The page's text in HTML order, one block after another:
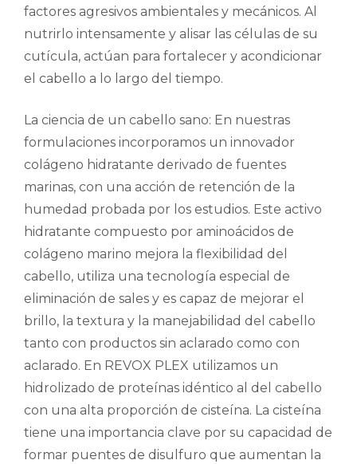
factores agresivos ambientales y mecánicos. Al
nutrirlo intensamente y alisar las células de su
cutícula, actúan para fortalecer y acondicionar
el cabello a lo largo del tiempo.
La ciencia de un cabello sano: En nuestras
formulaciones incorporamos un innovador
colágeno hidratante derivado de fuentes
marinas, con una acción de retención de la
humedad probada por los estudios. Este activo
hidratante compuesto por aminoácidos de
colágeno marino mejora la flexibilidad del
cabello, utiliza una tecnología especial de
eliminación de sales y es capaz de mejorar el
brillo, la textura y la manejabilidad del cabello
tanto con productos sin aclarado como con
aclarado. En REVOX PLEX utilizamos un
hidrolizado de proteínas idéntico al del cabello
con una alta proporción de cisteína. La cisteína
tiene una importancia clave por su capacidad de
formar puentes de disulfuro que aumentan la